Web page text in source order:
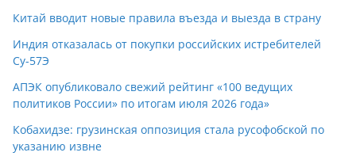
Китай вводит новые правила въезда и выезда в страну
Индия отказалась от покупки российских истребителей
Су-57Э
АПЭК опубликовало свежий рейтинг «100 ведущих
политиков России» по итогам июля 2026 года»
Кобахидзе: грузинская оппозиция стала русофобской по
указанию извне